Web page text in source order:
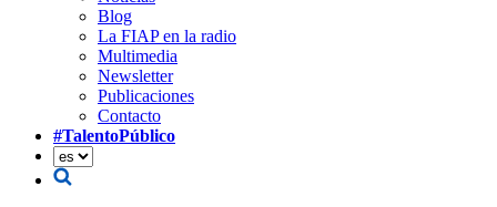
Blog
La FIAP en la radio
Multimedia
Newsletter
Publicaciones
Contacto
#TalentoPúblico